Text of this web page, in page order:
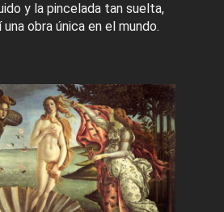
y la pincelada tan suelta,
obra única en el mundo.